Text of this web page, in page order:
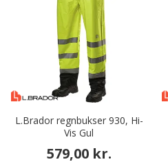
L.Brador regnbukser 930, Hi-
Vis Gul
579,00 kr.